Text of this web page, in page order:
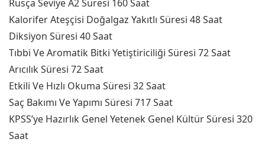
Rusça Seviye A2 Süresi 160 Saat
Kalorifer Ateşçisi Doğalgaz Yakıtlı Süresi 48 Saat
Diksiyon Süresi 40 Saat
Tıbbi Ve Aromatik Bitki Yetiştiriciliği Süresi 72 Saat
Arıcılık Süresi 72 Saat
Etkili Ve Hızlı Okuma Süresi 32 Saat
Saç Bakımı Ve Yapımı Süresi 717 Saat
KPSS’ye Hazırlık Genel Yetenek Genel Kültür Süresi 320
Saat